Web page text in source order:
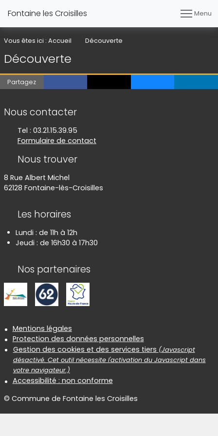
Fontaine les Croisilles Menu
Vous êtes ici : Accueil Découverte
Découverte
Partagez
Informations de contact
Nous contacter
Tel : 03.21.15.39.95
Formulaire de contact
Nous trouver
8 Rue Albert Michel
62128 Fontaine-lès-Croisilles
Les horaires
Lundi : de 11h à 12h
Jeudi : de 16h30 à 17h30
Nos partenaires
Informations réglementaires
Mentions légales
Protection des données personnelles
Gestion des cookies et des services tiers (Javascript
désactivé. Cet outil nécessite l'activation du Javascript dans
votre navigateur.)
Accessibilité : non conforme
© Commune de Fontaine les Croisilles